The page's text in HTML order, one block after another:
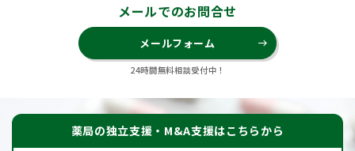
メールでのお問合せ
メールフォーム east
24時間無料相談受付中！
薬局の独立支援・M&A支援はこちらから